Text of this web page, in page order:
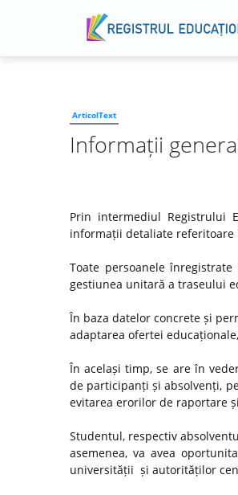
ArticolText
Informații
Prin intermediul Registrului
informații detaliate referitoare
Toate persoanele
gestiunea unitară a traseului
În baza datelor concrete și
adaptarea ofertei
În același timp, se are în
de participanți și absolvenți,
evitarea erorilor de raportare
Studentul, respectiv
asemenea, va avea
universității și autorităților